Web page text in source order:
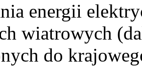
energii
wiatrowych
do